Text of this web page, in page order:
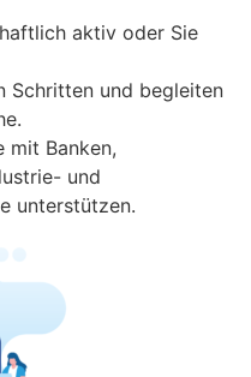
aktiv oder Sie
Schritten und begleiten
mit Banken,
und
unterstützen.